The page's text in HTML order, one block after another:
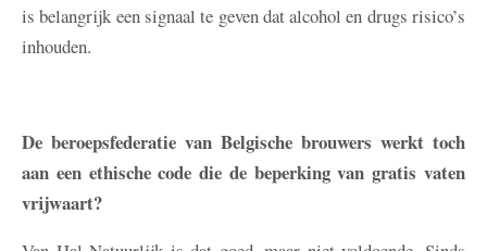
is belangrijk een signaal te geven dat alcohol en drugs risico’s
inhouden.
De beroepsfederatie van Belgische brouwers werkt toch
aan een ethische code die de beperking van gratis vaten
vrijwaart?